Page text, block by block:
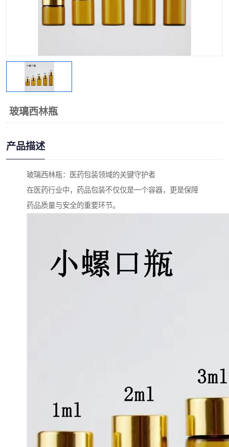
玻璃西林瓶
产品描述
玻璃西林瓶：医药包装领域的关键守护者
在医药行业中，药品包装不仅仅是一个容器，更是保障
药品质量与安全的重要环节。